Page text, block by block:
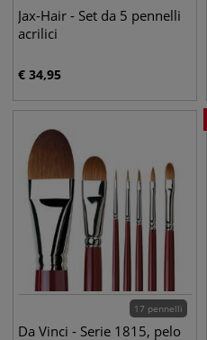
Jax-Hair - Set da 5 pennelli
acrilici
€ 34,95
17 pennelli
Da Vinci - Serie 1815, pelo